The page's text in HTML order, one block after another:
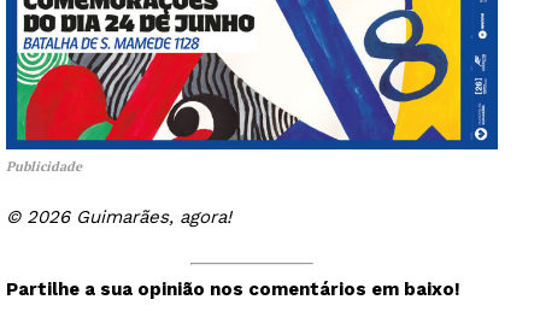
Publicidade
© 2026 Guimarães, agora!
Partilhe a sua opinião nos comentários em baixo!